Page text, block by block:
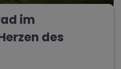
im
des